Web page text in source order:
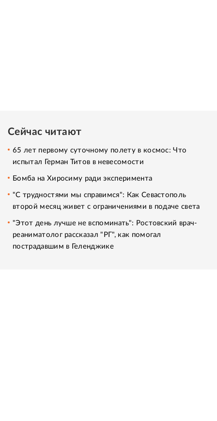
Сейчас читают
65 лет первому суточному полету в космос: Что
испытал Герман Титов в невесомости
Бомба на Хиросиму ради эксперимента
"С трудностями мы справимся": Как Севастополь
второй месяц живет с ограничениями в подаче света
"Этот день лучше не вспоминать": Ростовский врач-
реаниматолог рассказал "РГ", как помогал
пострадавшим в Геленджике